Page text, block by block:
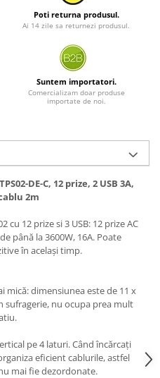
Poti returna produsul.
Ai 14 zile sa returnezi produsul.
Suntem importatori.
Comercializam doar produse
importate de noi.
DE-C, 12 prize, 2 USB 3A,
2m
cu 12 prize si 3 USB: 12 prize AC
până la 3600W, 16A. Poate
în același timp.
mică: dimensiunea este de 11 x
sufragerie, nu ocupa prea mult
pe 4 laturi. Când încărcați
eficient cablurile, astfel
mai fie dezordonate.